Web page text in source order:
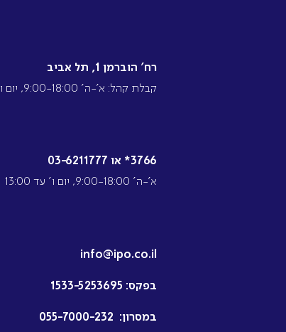
רח’ הוברמן 1, תל אביב
קבלת קהל: א’-ה’ 9:00-18:00, יום ו’ עד 13:00
3766* או 03-6211777
א’-ה’ 9:00-18:00, יום ו’ עד 13:00
info@ipo.co.il
בפקס: 1533-5253695
במסרון: